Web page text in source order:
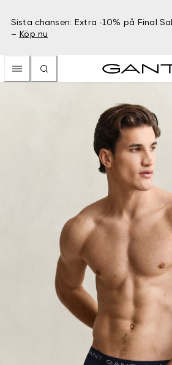
Sista chansen: Extra -10% på Final
– Köp nu